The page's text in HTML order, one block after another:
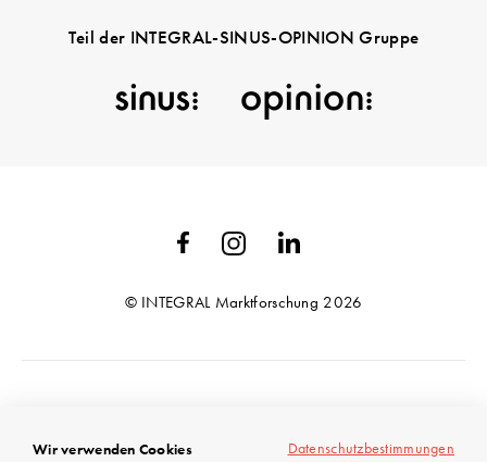
Teil der INTEGRAL-SINUS-OPINION Gruppe
© INTEGRAL Marktforschung 2026
DatenschutzDatenschutzbestimmungen
Wir verwenden Cookies